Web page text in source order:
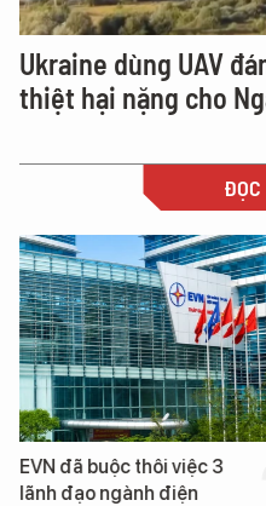
Ukraine dùng UAV
thiệt hại nặng cho
ĐỌC
EVN đã buộc thôi việc 3
lãnh đạo ngành điện